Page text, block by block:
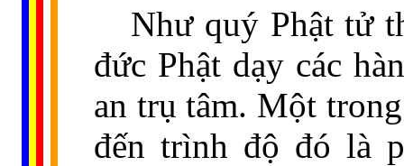
Như quý Phật tử
đức Phật dạy các
an trụ tâm. Một
đến trình độ đó là